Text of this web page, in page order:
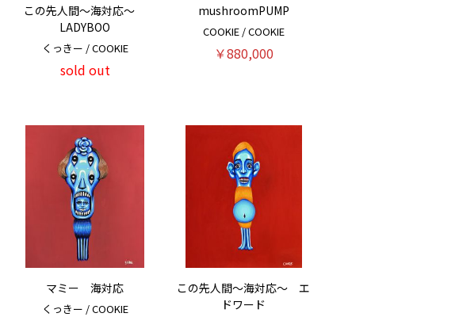
この先人間～海対応～
LADYBOO
くっきー / COOKIE
sold out
mushroomPUMP
COOKIE / COOKIE
￥880,000
マミー 海対応
くっきー / COOKIE
この先人間～海対応～ エ
ドワード